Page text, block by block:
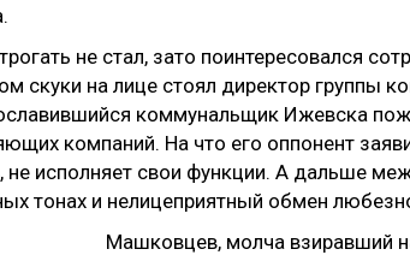
не стал, зато поинтересовался
скуки на лице стоял директор группы
коммунальщик Ижевска
компаний. На что его оппонент
не исполняет свои функции. А дальше
тонах и нелицеприятный обмен
Машковцев, молча взиравший